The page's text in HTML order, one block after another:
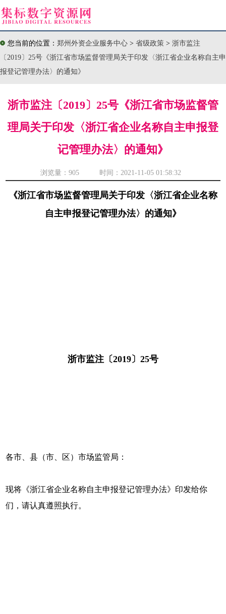
您当前的位置： 郑州外资企业服务中心 > 省级政策 > 浙市监注
〔2019〕25号《浙江省市场监督管理局关于印发〈浙江省企业名称自主申
报登记管理办法〉的通知》
浙市监注〔2019〕25号《浙江省市场监督管
理局关于印发〈浙江省企业名称自主申报登
记管理办法〉的通知》
浏览量： 905 时间：2021-11-05 01:58:32
《浙江省市场监督管理局关于印发〈浙江省企业名称
自主申报登记管理办法〉的通知》
浙市监注〔2019〕25号
各市、县（市、区）市场监管局：
现将《浙江省企业名称自主申报登记管理办法》印发给你
们，请认真遵照执行。